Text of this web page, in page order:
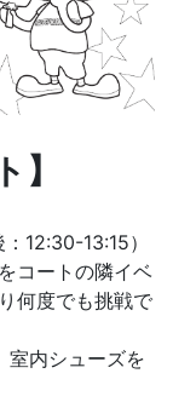
】
12:30-13:15）
コートの隣イベ
何度でも挑戦で
室内シューズを